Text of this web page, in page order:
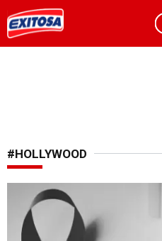
#HOLLYWOOD
Luto en el cine